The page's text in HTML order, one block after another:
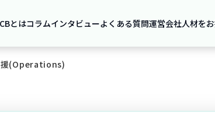
とはコラムインタビューよくある質問運営会社人材を
援(Operations)